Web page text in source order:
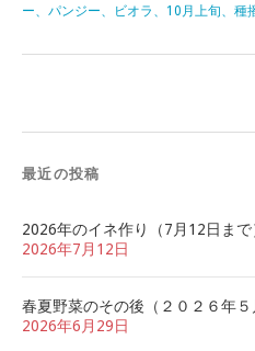
ー、パンジー、ビオラ、10月上旬、種
最近の投稿
2026年のイネ作り（7月12日まで
2026年7月12日
春夏野菜のその後（２０２６年５
2026年6月29日